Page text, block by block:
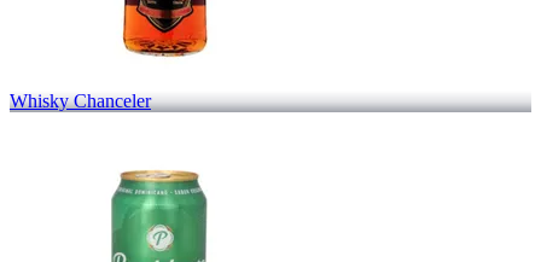
Whisky Chanceler